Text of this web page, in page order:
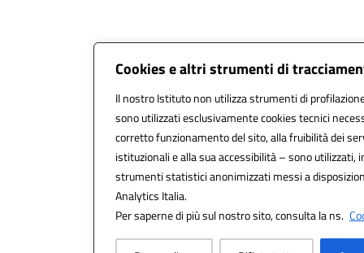
Cookies e altri strumenti di
Il nostro Istituto non utilizza strumenti di
sono utilizzati esclusivamente cookies tecnici
corretto funzionamento del sito, alla fruibilità dei
istituzionali e alla sua accessibilità – sono utilizzati,
strumenti statistici anonimizzati messi a
Analytics Italia.
Per saperne di più sul nostro sito, consulta la ns.